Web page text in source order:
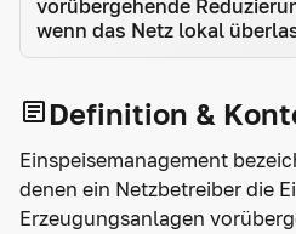
vorübergehende
wenn das Netz lokal
Definition &
Einspeisemanagement
denen ein Netzbetreiber die
Erzeugungsanlagen